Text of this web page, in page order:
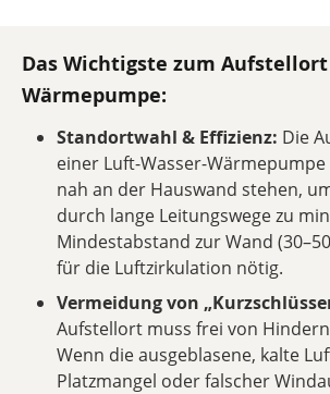
Das Wichtigste zum
Wärmepumpe:
Standortwahl & Effizienz: Die
einer Luft-Wasser-
nah an der Hauswand stehen,
durch lange Leitungswege zu
Mindestabstand zur Wand
für die Luftzirkulation nötig.
Vermeidung von
Aufstellort muss frei von
Wenn die ausgeblasene, kalte
Platzmangel oder falscher